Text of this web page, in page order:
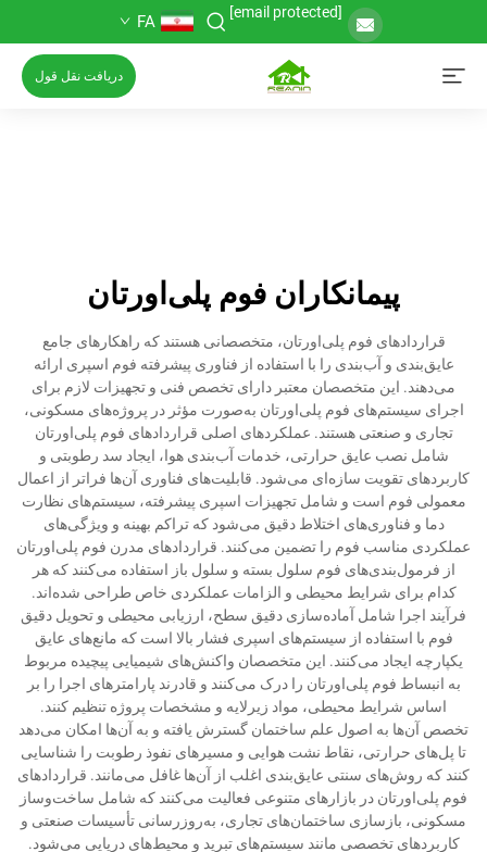
[email protected]
FA
دریافت نقل قول
پیمانکاران فوم پلی‌اورتان
قراردادهای فوم پلی‌اورتان، متخصصانی هستند که راهکارهای جامع
عایق‌بندی و آب‌بندی را با استفاده از فناوری پیشرفته فوم اسپری ارائه
می‌دهند. این متخصصان معتبر دارای تخصص فنی و تجهیزات لازم برای
اجرای سیستم‌های فوم پلی‌اورتان به‌صورت مؤثر در پروژه‌های مسکونی،
تجاری و صنعتی هستند. عملکردهای اصلی قراردادهای فوم پلی‌اورتان
شامل نصب عایق حرارتی، خدمات آب‌بندی هوا، ایجاد سد رطوبتی و
کاربردهای تقویت سازه‌ای می‌شود. قابلیت‌های فناوری آن‌ها فراتر از اعمال
معمولی فوم است و شامل تجهیزات اسپری پیشرفته، سیستم‌های نظارت
دما و فناوری‌های اختلاط دقیق می‌شود که تراکم بهینه و ویژگی‌های
عملکردی مناسب فوم را تضمین می‌کنند. قراردادهای مدرن فوم پلی‌اورتان
از فرمول‌بندی‌های فوم سلول بسته و سلول باز استفاده می‌کنند که هر
کدام برای شرایط محیطی و الزامات عملکردی خاص طراحی شده‌اند.
فرآیند اجرا شامل آماده‌سازی دقیق سطح، ارزیابی محیطی و تحویل دقیق
فوم با استفاده از سیستم‌های اسپری فشار بالا است که مانع‌های عایق
یکپارچه ایجاد می‌کنند. این متخصصان واکنش‌های شیمیایی پیچیده مربوط
به انبساط فوم پلی‌اورتان را درک می‌کنند و قادرند پارامترهای اجرا را بر
اساس شرایط محیطی، مواد زیرلایه و مشخصات پروژه تنظیم کنند.
تخصص آن‌ها به اصول علم ساختمان گسترش یافته و به آن‌ها امکان می‌دهد
تا پل‌های حرارتی، نقاط نشت هوایی و مسیرهای نفوذ رطوبت را شناسایی
کنند که روش‌های سنتی عایق‌بندی اغلب از آن‌ها غافل می‌مانند. قراردادهای
فوم پلی‌اورتان در بازارهای متنوعی فعالیت می‌کنند که شامل ساخت‌وساز
مسکونی، بازسازی ساختمان‌های تجاری، به‌روزرسانی تأسیسات صنعتی و
کاربردهای تخصصی مانند سیستم‌های تبرید و محیط‌های دریایی می‌شود.